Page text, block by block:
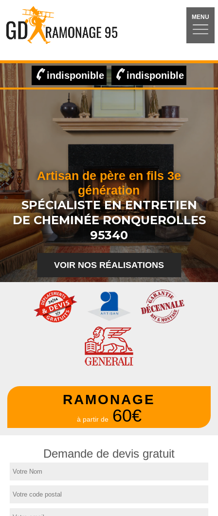
MENU
indisponible indisponible
Artisan de père en fils 3e
génération
SPÉCIALISTE EN ENTRETIEN
DE CHEMINÉE RONQUEROLLES
95340
VOIR NOS RÉALISATIONS
RAMONAGE
à partir de 60€
Demande de devis gratuit